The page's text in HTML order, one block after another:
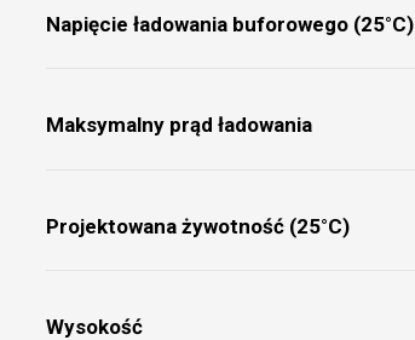
Napięcie ładowania buforowego (25°C)
Maksymalny prąd ładowania
Projektowana żywotność (25°C)
Wysokość